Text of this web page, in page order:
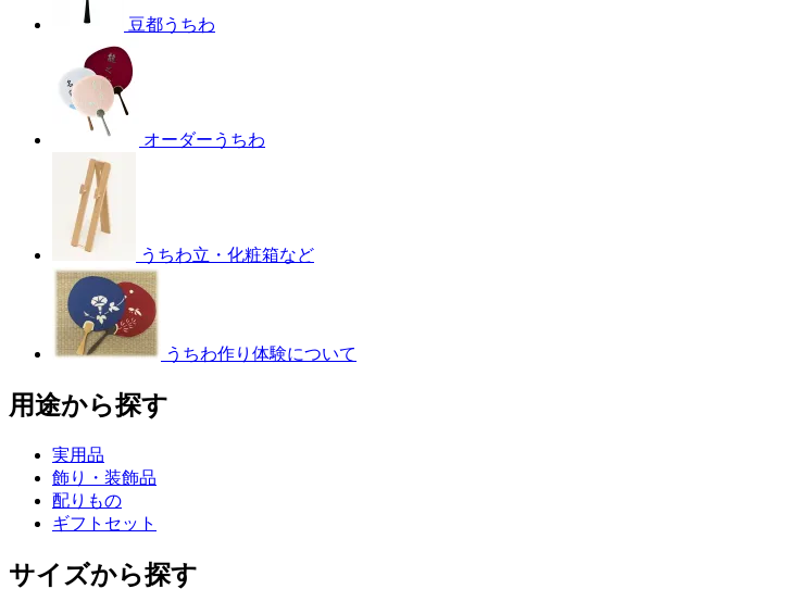
豆都うちわ
オーダーうちわ
うちわ立・化粧箱など
うちわ作り体験について
用途から探す
実用品
飾り・装飾品
配りもの
ギフトセット
サイズから探す